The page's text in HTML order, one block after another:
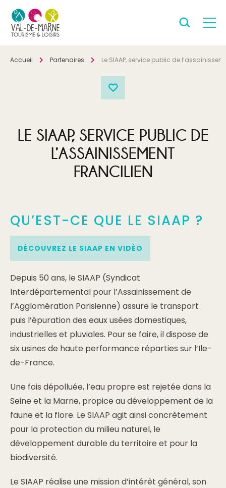
Accueil Partenaires Le SIAAP, service public de
LE SIAAP, SERVICE PUBLIC DE
L’ASSAINISSEMENT
FRANCILIEN
QU’EST-CE QUE LE SIAAP ?
DÉCOUVREZ LE SIAAP EN VIDÉO
Depuis 50 ans, le SIAAP (Syndicat
Interdépartemental pour l’Assainissement de
l’Agglomération Parisienne) assure le transport
puis l’épuration des eaux usées domestiques,
industrielles et pluviales. Pour se faire, il dispose de
six usines de haute performance réparties sur l’Ile-
de-France.
Une fois dépolluée, l’eau propre est rejetée dans la
Seine et la Marne, propice au développement de la
faune et la flore. Le SIAAP agit ainsi concrètement
pour la protection du milieu naturel, le
développement durable du territoire et pour la
biodiversité.
Le SIAAP réalise une mission d’intérêt général, son